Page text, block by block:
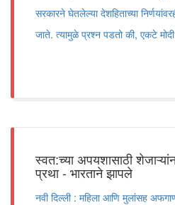
सरकारने घेतलेल्या देशहिताच्या
जाते. त्यामुळे प्रश्न पडतो की, एकटे
स्वत:च्या अपयशासाठी
प्रथा - भारताने झापले
नवी दिल्ली : महिला आणि मुलांसह